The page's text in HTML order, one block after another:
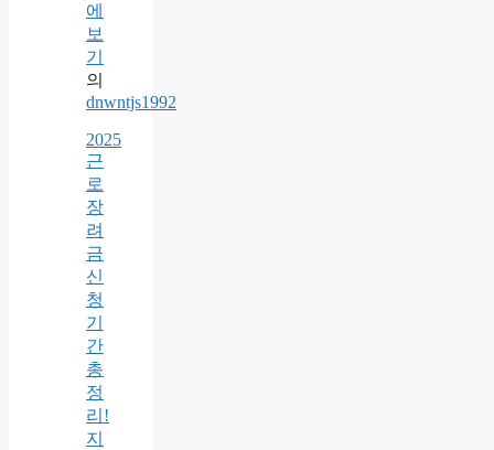
에
보
기
의
dnwntjs1992
2025
근
로
장
려
금
신
청
기
간
총
정
리!
지